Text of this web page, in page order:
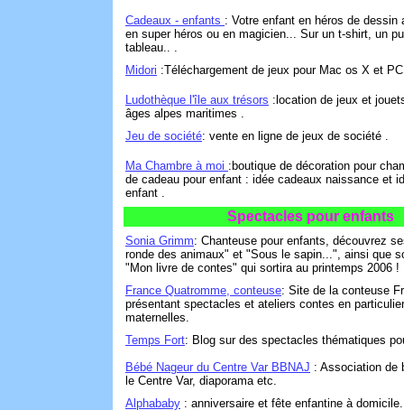
Cadeaux - enfants : Votre enfant en héros de dessin
en super héros ou en magicien... Sur un t-shirt, un
tableau.. .
Midori :Téléchargement de jeux pour Mac os X et PC
Ludothèque l'île aux trésors :location de jeux et
âges alpes maritimes .
Jeu de société: vente en ligne de jeux de société .
Ma Chambre à moi :boutique de décoration pour
de cadeau pour enfant : idée cadeaux naissance et
enfant .
Spectacles pour enfants
Sonia Grimm: Chanteuse pour enfants, découvrez
ronde des animaux" et "Sous le sapin...", ainsi que
"Mon livre de contes" qui sortira au printemps 2006 !
France Quatromme, conteuse: Site de la conteuse
présentant spectacles et ateliers contes en
maternelles.
Temps Fort: Blog sur des spectacles thématiques
Bébé Nageur du Centre Var BBNAJ : Association de
le Centre Var, diaporama etc.
Alphababy : anniversaire et fête enfantine à domicile.